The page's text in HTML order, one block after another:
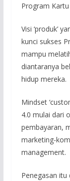
Program
Visi ‘produk’
kunci sukses
mampu
diantaranya
hidup mereka.
Mindset
4.0 mulai dari
pembayaran,
marketing-
management.
Penegasan